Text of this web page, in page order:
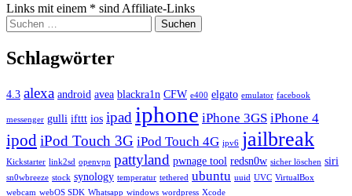
Links mit einem * sind Affiliate-Links
Suchen
nach:
Schlagwörter
4.3 alexa android avea blackra1n CFW e400 elgato emulator facebook
messenger gulli ifttt ios ipad iphone iPhone 3GS iPhone 4
ipod iPod Touch 3G iPod Touch 4G ipv6 jailbreak
Kickstarter link2sd openvpn pattyland pwnage tool redsn0w sicher löschen siri
sn0wbreeze stock synology temperatur tethered ubuntu uuid UVC VirtualBox
webcam webOS SDK Whatsapp windows wordpress Xcode